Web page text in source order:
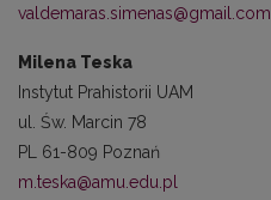
valdemaras.simenas@gmail.com
Milena Teska
Instytut Prahistorii UAM
ul. Św. Marcin 78
PL 61-809 Poznań
m.teska@amu.edu.pl